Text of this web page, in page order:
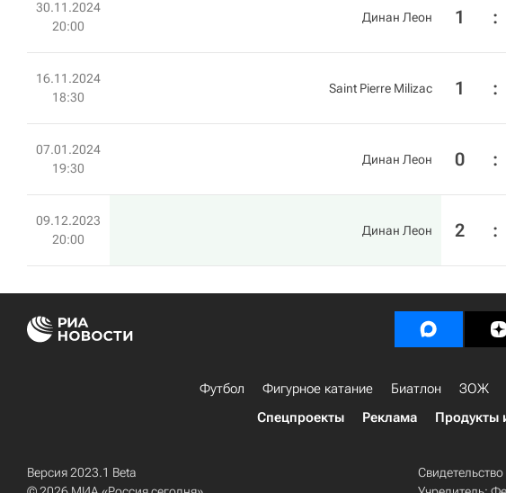
30.11.2024
20:00
Динан Леон 1 :
16.11.2024
18:30
Saint Pierre Milizac 1 :
07.01.2024
19:30
Динан Леон 0 :
09.12.2023
20:00
Динан Леон 2 :
Футбол Фигурное катание Биатлон ЗОЖ
Спецпроекты
Реклама Продукты
Версия 2023.1 Beta